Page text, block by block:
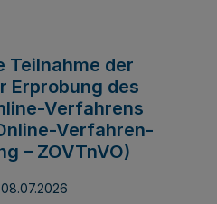
Teilnahme der
Erprobung des
Verfahrens
Verfahren-
– ZOVTnVO)
08.07.2026